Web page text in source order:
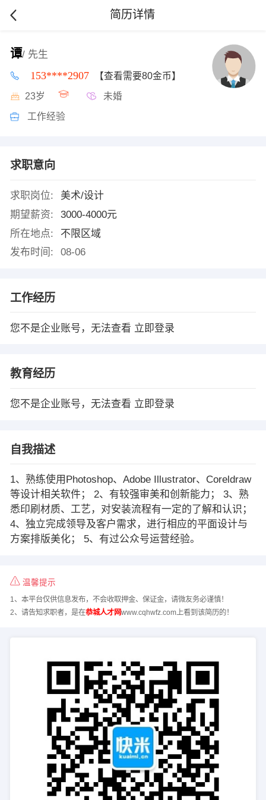
简历详情
谭/ 先生
153****2907 【查看需要80金币】
23岁 未婚
工作经验
求职意向
求职岗位:
美术/设计
期望薪资:
3000-4000元
所在地点:
不限区域
发布时间:
08-06
工作经历
您不是企业账号，无法查看 立即登录
教育经历
您不是企业账号，无法查看 立即登录
自我描述
1、熟练使用Photoshop、Adobe Illustrator、Coreldraw
等设计相关软件； 2、有较强审美和创新能力； 3、熟
悉印刷材质、工艺，对安装流程有一定的了解和认识；
4、独立完成领导及客户需求，进行相应的平面设计与
方案排版美化； 5、有过公众号运营经验。
温馨提示
1、本平台仅供信息发布，不会收取押金、保证金，请微友务必谨慎！
2、请告知求职者，是在恭城人才网www.cqhwfz.com上看到该简历的！